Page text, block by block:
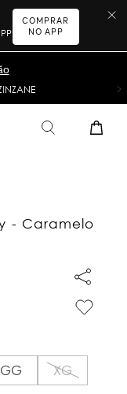
COMPRAR
NO APP
- Caramelo
GG
XG